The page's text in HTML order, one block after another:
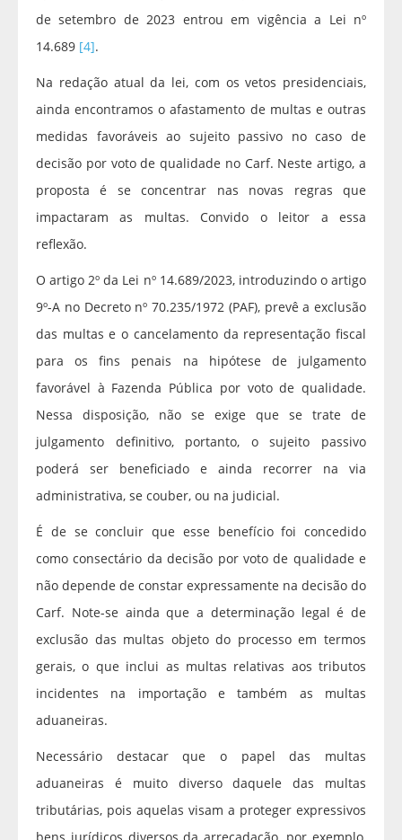
de setembro de 2023 entrou em vigência a Lei nº
14.689 [4].
Na redação atual da lei, com os vetos presidenciais,
ainda encontramos o afastamento de multas e outras
medidas favoráveis ao sujeito passivo no caso de
decisão por voto de qualidade no Carf. Neste artigo, a
proposta é se concentrar nas novas regras que
impactaram as multas. Convido o leitor a essa
reflexão.
O artigo 2º da Lei nº 14.689/2023, introduzindo o artigo
9º-A no Decreto nº 70.235/1972 (PAF), prevê a exclusão
das multas e o cancelamento da representação fiscal
para os fins penais na hipótese de julgamento
favorável à Fazenda Pública por voto de qualidade.
Nessa disposição, não se exige que se trate de
julgamento definitivo, portanto, o sujeito passivo
poderá ser beneficiado e ainda recorrer na via
administrativa, se couber, ou na judicial.
É de se concluir que esse benefício foi concedido
como consectário da decisão por voto de qualidade e
não depende de constar expressamente na decisão do
Carf. Note-se ainda que a determinação legal é de
exclusão das multas objeto do processo em termos
gerais, o que inclui as multas relativas aos tributos
incidentes na importação e também as multas
aduaneiras.
Necessário destacar que o papel das multas
aduaneiras é muito diverso daquele das multas
tributárias, pois aquelas visam a proteger expressivos